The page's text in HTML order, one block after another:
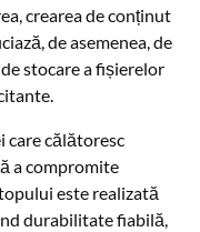
crearea de conținut
de asemenea, de
stocare a fișierelor
care călătoresc
a compromite
este realizată
durabilitate fiabilă,